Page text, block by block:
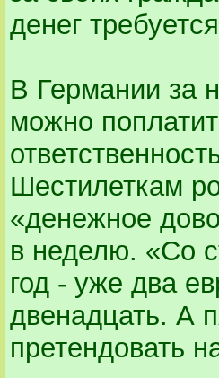
денег
В Германии за
можно
Шестилеткам
«денежное
в неделю. «Со
год - уже два
двенадцать. А
претендовать